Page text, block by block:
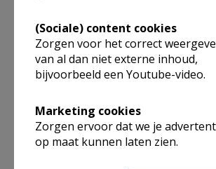
Zorgpastor ben
“Intervisie is op
(Sociale) content cookies
Zorgen voor het correct
van al dan niet externe inhoud,
bijvoorbeeld een Youtube-video.
Marketing cookies
Zorgen ervoor dat we je
op maat kunnen laten zien.